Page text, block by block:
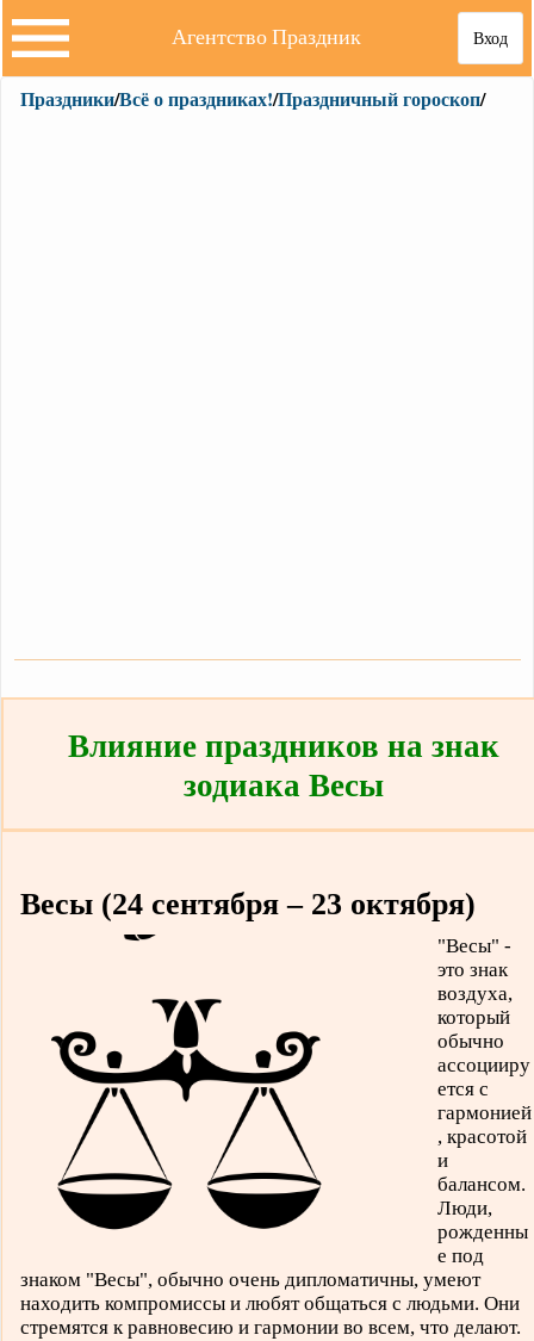
Вход
Агентство Праздник
Праздники/Всё о праздниках!/Праздничный гороскоп/
Влияние праздников на знак
зодиака Весы
Весы (24 сентября – 23 октября)
"Весы" -
это знак
воздуха,
который
обычно
ассоцииру
ется с
гармонией
, красотой
и
балансом.
Люди,
рожденны
е под
знаком "Весы", обычно очень дипломатичны, умеют
находить компромиссы и любят общаться с людьми. Они
стремятся к равновесию и гармонии во всем, что делают.